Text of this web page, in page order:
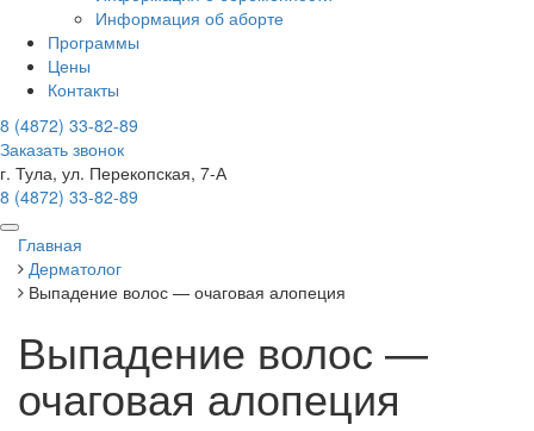
Информация об аборте
Программы
Цены
Контакты
8 (4872) 33-82-89
Заказать звонок
г. Тула, ул. Перекопская, 7-А
8 (4872) 33-82-89
Главная
Дерматолог
Выпадение волос — очаговая алопеция
Выпадение волос —
очаговая алопеция